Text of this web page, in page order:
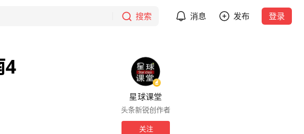
搜索 消息 发布 登录
4
星球课堂
头条新锐创作者
关注